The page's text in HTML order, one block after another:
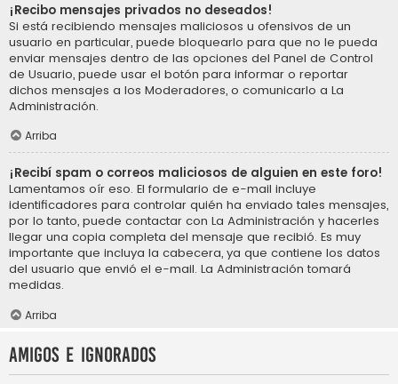
¡Recibo mensajes privados no deseados!
Si está recibiendo mensajes maliciosos u ofensivos de un
usuario en particular, puede bloquearlo para que no le pueda
enviar mensajes dentro de las opciones del Panel de Control
de Usuario, puede usar el botón para informar o reportar
dichos mensajes a los Moderadores, o comunicarlo a La
Administración.
Arriba
¡Recibí spam o correos maliciosos de alguien en este foro!
Lamentamos oír eso. El formulario de e-mail incluye
identificadores para controlar quién ha enviado tales mensajes,
por lo tanto, puede contactar con La Administración y hacerles
llegar una copia completa del mensaje que recibió. Es muy
importante que incluya la cabecera, ya que contiene los datos
del usuario que envió el e-mail. La Administración tomará
medidas.
Arriba
Amigos e Ignorados